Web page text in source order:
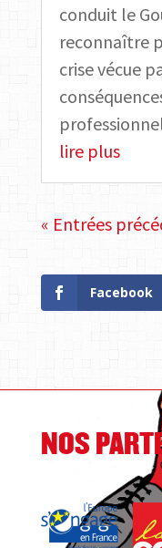
conduit le
reconnaître
crise vécue
lire plus
« Entrées
Facebook
NOS